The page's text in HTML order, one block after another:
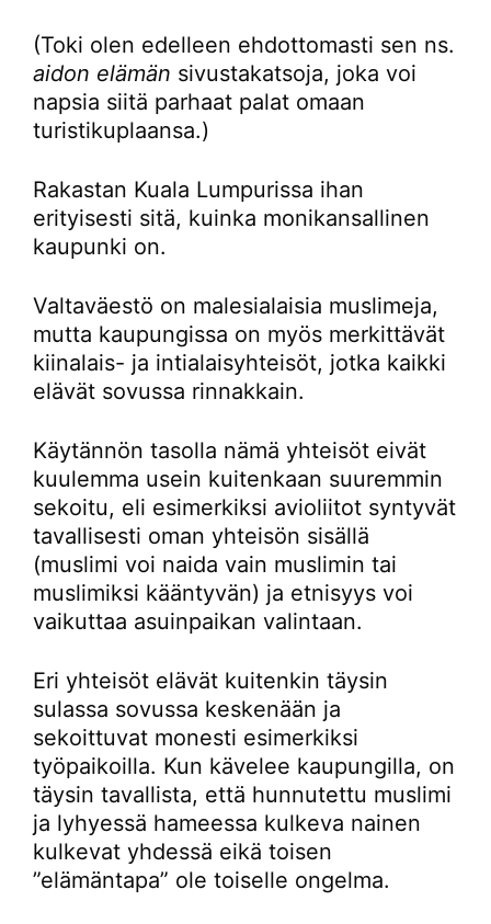
(Toki olen edelleen ehdottomasti sen ns.
aidon elämän sivustakatsoja, joka voi
napsia siitä parhaat palat omaan
turistikuplaansa.)
Rakastan Kuala Lumpurissa ihan
erityisesti sitä, kuinka monikansallinen
kaupunki on.
Valtaväestö on malesialaisia muslimeja,
mutta kaupungissa on myös merkittävät
kiinalais- ja intialaisyhteisöt, jotka kaikki
elävät sovussa rinnakkain.
Käytännön tasolla nämä yhteisöt eivät
kuulemma usein kuitenkaan suuremmin
sekoitu, eli esimerkiksi avioliitot syntyvät
tavallisesti oman yhteisön sisällä
(muslimi voi naida vain muslimin tai
muslimiksi kääntyvän) ja etnisyys voi
vaikuttaa asuinpaikan valintaan.
Eri yhteisöt elävät kuitenkin täysin
sulassa sovussa keskenään ja
sekoittuvat monesti esimerkiksi
työpaikoilla. Kun kävelee kaupungilla, on
täysin tavallista, että hunnutettu muslimi
ja lyhyessä hameessa kulkeva nainen
kulkevat yhdessä eikä toisen
”elämäntapa” ole toiselle ongelma.